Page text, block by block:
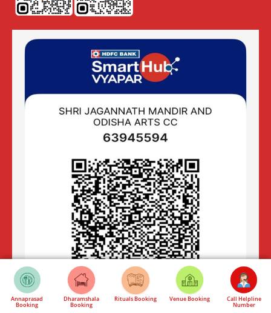
Annaprasad
Booking
Dharamshala
Booking
Rituals Booking Venue Booking Call Helpline
Number